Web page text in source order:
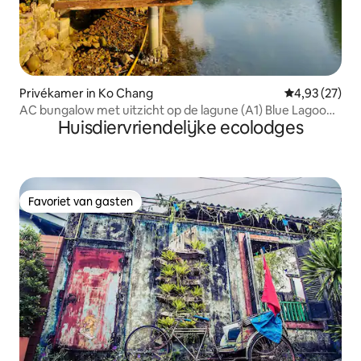
Privékamer in Ko Chang Gemiddelde
4,93 (27)
AC bungalow met uitzicht op de lagune (A1) Blue Lagoon
Huisdiervriendelijke ecolodges
Favoriet van gasten
Favoriet van gasten